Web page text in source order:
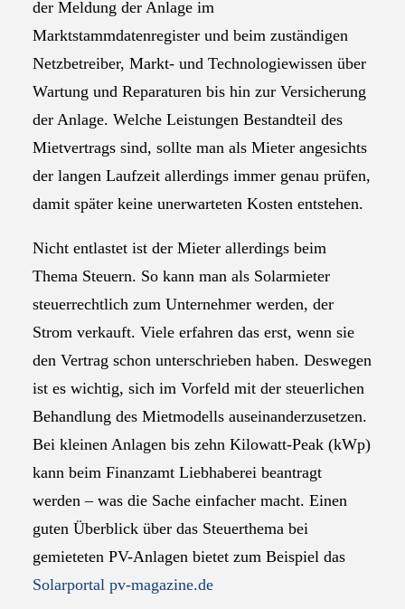
der Meldung der Anlage im
Marktstammdatenregister und beim zuständigen
Netzbetreiber, Markt- und Technologiewissen über
Wartung und Reparaturen bis hin zur Versicherung
der Anlage. Welche Leistungen Bestandteil des
Mietvertrags sind, sollte man als Mieter angesichts
der langen Laufzeit allerdings immer genau prüfen,
damit später keine unerwarteten Kosten entstehen.
Nicht entlastet ist der Mieter allerdings beim
Thema Steuern. So kann man als Solarmieter
steuerrechtlich zum Unternehmer werden, der
Strom verkauft. Viele erfahren das erst, wenn sie
den Vertrag schon unterschrieben haben. Deswegen
ist es wichtig, sich im Vorfeld mit der steuerlichen
Behandlung des Mietmodells auseinanderzusetzen.
Bei kleinen Anlagen bis zehn Kilowatt-Peak (kWp)
kann beim Finanzamt Liebhaberei beantragt
werden – was die Sache einfacher macht. Einen
guten Überblick über das Steuerthema bei
gemieteten PV-Anlagen bietet zum Beispiel das
Solarportal pv-magazine.de